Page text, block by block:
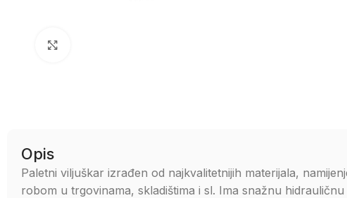
Opis
Paletni viljuškar izrađen od najkvalitetnijih materijala,
robom u trgovinama, skladištima i sl. Ima snažnu